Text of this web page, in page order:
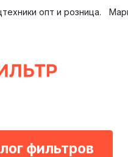
фильтров
опт и розница.